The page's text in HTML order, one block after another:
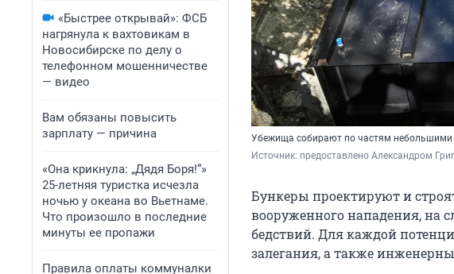
«Быстрее открывай»: ФСБ
нагрянула к вахтовикам в
Новосибирске по делу о
телефонном мошенничестве
— видео
Вам обязаны повысить
зарплату — причина
«Она крикнула: „Дядя Боря!“»
25-летняя туристка исчезла
ночью у океана во Вьетнаме.
Что произошло в последние
минуты ее пропажи
Правила оплаты коммуналки
Убежища собирают по частям
Источник: предоставлено Александром
Бункеры проектируют и
вооруженного нападения, на
бедствий. Для каждой
залегания, а также